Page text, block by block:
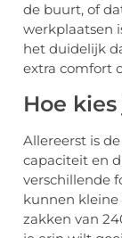
de buurt, of
werkplaatsen
het duidelijk
extra comfort
Hoe
Allereerst is
capaciteit en
verschillende
kunnen kleine
zakken van